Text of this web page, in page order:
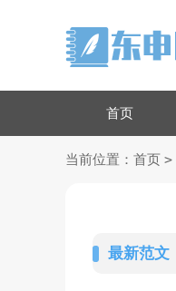
首页
当前位置： 首页 >
最新范文